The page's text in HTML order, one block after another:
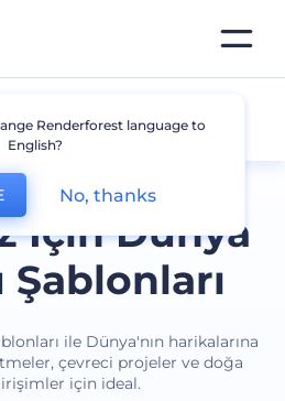
İçin Dünya
Şablonları
ile Dünya'nın harikalarına
çevreci projeler ve doğa
için ideal.
Renderforest language to
English?
No, thanks